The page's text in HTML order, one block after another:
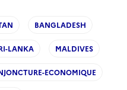
BANGLADESH
LANKA MALDIVES
ECONOMIQUE